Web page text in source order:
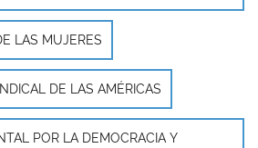
LAS MUJERES
DE LAS AMÉRICAS
POR LA DEMOCRACIA Y